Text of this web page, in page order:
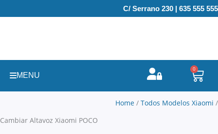
al
C/ Serrano 230 | 635 555 555
MENU
0
Home / Todos Modelos Xiaomi /
Cambiar Altavoz Xiaomi POCO